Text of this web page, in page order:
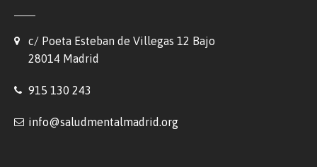
c/ Poeta Esteban de Villegas 12 Bajo
28014 Madrid
915 130 243
info@saludmentalmadrid.org